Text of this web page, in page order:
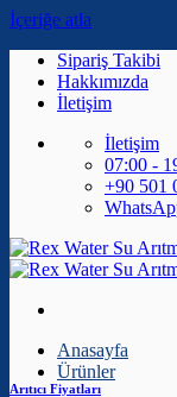
İçeriğe atla
Sipariş Takibi
Hakkımızda
İletişim
İletişim
07:00 -
+90 501
Anasayfa
Ürünler
Arıtıcı Fiyatları